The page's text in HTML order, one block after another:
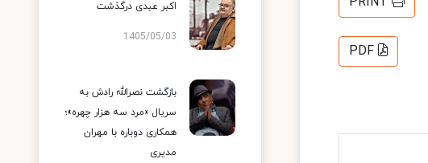
PDF
اکبر عبدی درگذشت
1405/05/03
بازگشت نصرالله رادش به
سریال «مرد سه هزار چهره»؛
همکاری دوباره با مهران
مدیری